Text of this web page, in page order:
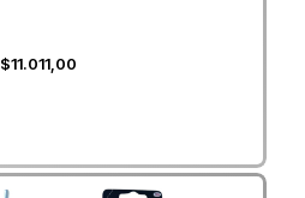
$11.011,00